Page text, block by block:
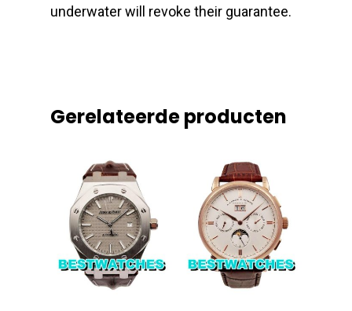
underwater will revoke their guarantee.
Gerelateerde producten